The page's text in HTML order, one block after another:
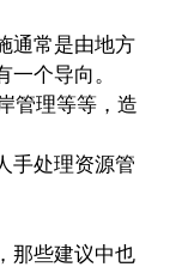
通常是由地方
个导向。
管理等等，造
手处理资源管
那些建议中也